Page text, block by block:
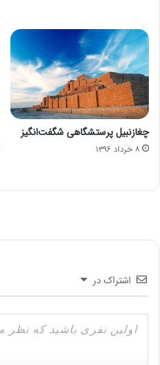
چغازنبیل پرستشگاهی شگفت‌انگیز
۸ خرداد ۱۳۹۶
اشتراک در